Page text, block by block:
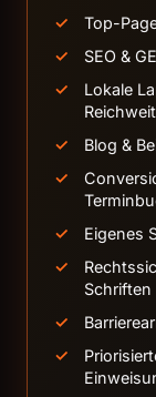
Top-
SEO &
Lokale
Blog &
Eigenes
Schriften